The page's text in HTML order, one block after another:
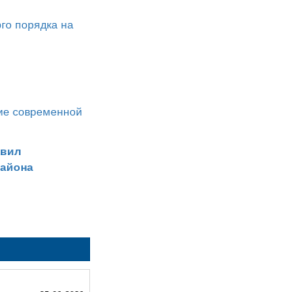
порядка на
современной